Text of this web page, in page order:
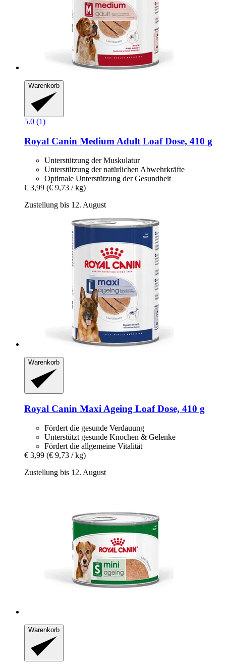
Warenkorb
5.0 (1)
Royal Canin Medium Adult Loaf Dose, 410 g
Unterstützung der Muskulatur
Unterstützung der natürlichen Abwehrkräfte
Optimale Unterstützung der Gesundheit
€ 3,99 (€ 9,73 / kg)
Zustellung bis 12. August
Warenkorb
Royal Canin Maxi Ageing Loaf Dose, 410 g
Fördert die gesunde Verdauung
Unterstützt gesunde Knochen & Gelenke
Fördert die allgemeine Vitalität
€ 3,99 (€ 9,73 / kg)
Zustellung bis 12. August
Warenkorb